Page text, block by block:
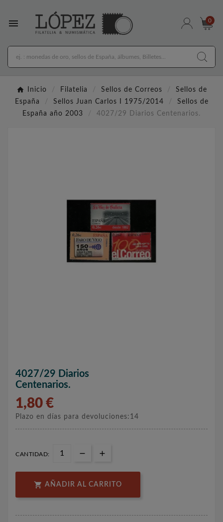
 0
Inicio Filatelia Sellos de Correos
Sellos de
España
Sellos Juan Carlos I 1975/2014
Sellos de
España año 2003
4027/29 Diarios Centenarios.
4027/29 Diarios
Centenarios.
1,80 €
Plazo en días para devoluciones:14
CANTIDAD:
 AÑADIR AL CARRITO